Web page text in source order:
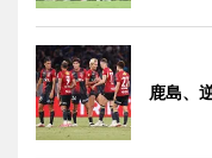
鹿島、